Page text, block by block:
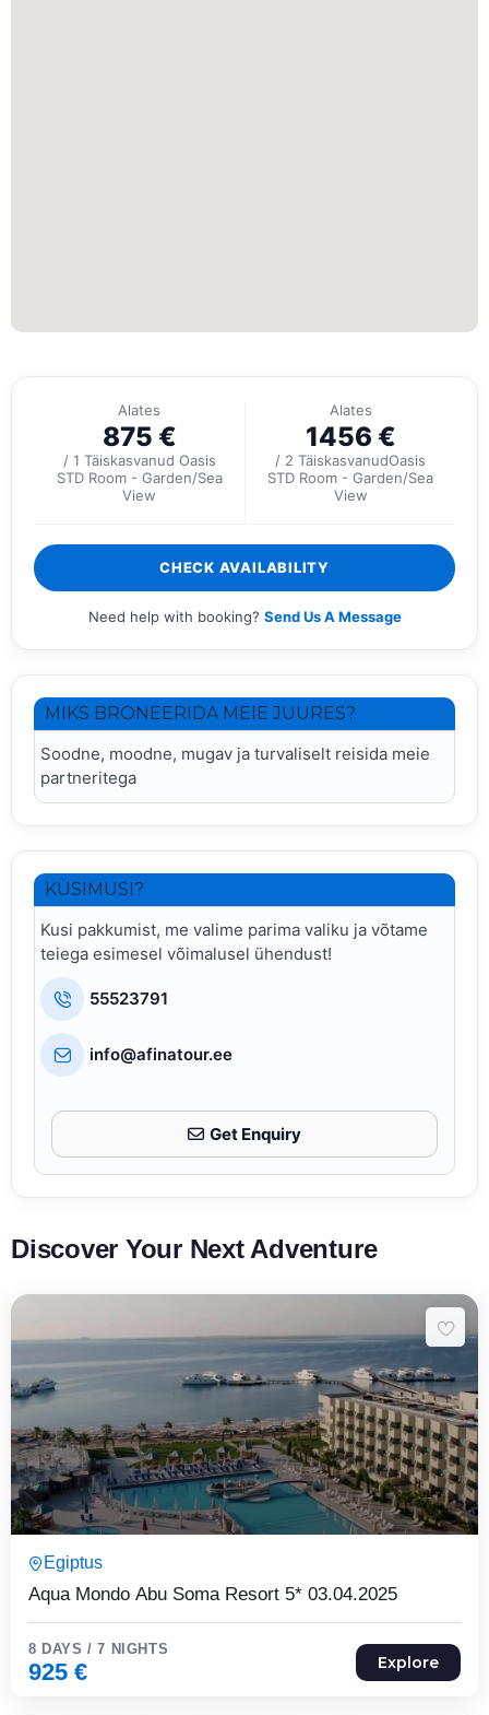
Alates
875 €
/ 1 Täiskasvanud Oasis
STD Room - Garden/Sea
View
Alates
1456 €
/ 2 TäiskasvanudOasis
STD Room - Garden/Sea
View
CHECK AVAILABILITY
Need help with booking? Send Us A Message
MIKS BRONEERIDA MEIE JUURES?
Soodne, moodne, mugav ja turvaliselt reisida meie
partneritega
KÜSIMUSI?
Kusi pakkumist, me valime parima valiku ja võtame
teiega esimesel võimalusel ühendust!
55523791
info@afinatour.ee
Get Enquiry
Discover Your Next Adventure
Egiptus
Aqua Mondo Abu Soma Resort 5* 03.04.2025
8 DAYS / 7 NIGHTS
925 € Explore